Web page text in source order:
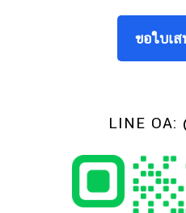
ขอใบเส
LINE OA: